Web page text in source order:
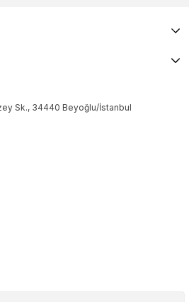
Sk., 34440 Beyoğlu/İstanbul